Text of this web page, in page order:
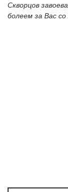
Ставропольский край
Скворцов
болеем за Вас